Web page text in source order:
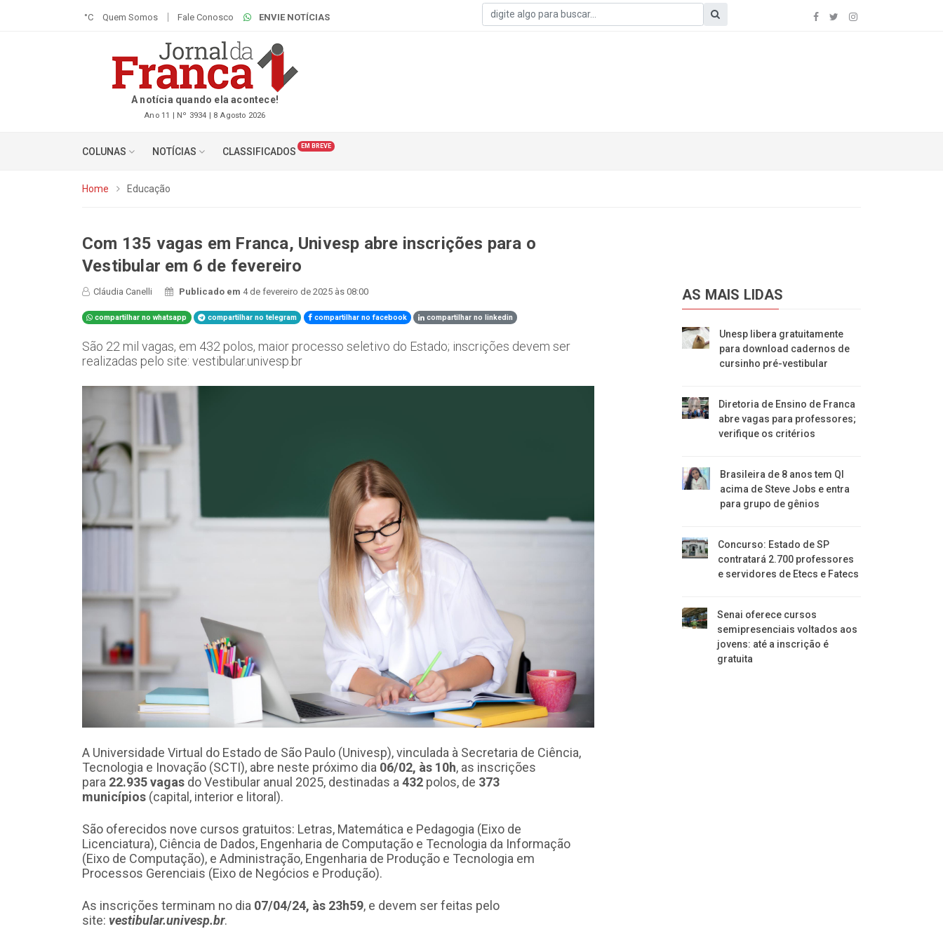
°C Quem Somos Fale Conosco ENVIE NOTÍCIAS
A notícia quando ela acontece!
Ano 11 | Nº 3934 | 8 Agosto 2026
COLUNAS NOTÍCIAS CLASSIFICADOS EM BREVE
Home Educação
Com 135 vagas em Franca, Univesp abre inscrições para o
Vestibular em 6 de fevereiro
Cláudia Canelli Publicado em 4 de fevereiro de 2025 às 08:00
compartilhar no whatsapp compartilhar no telegram compartilhar no facebook compartilhar no linkedin
São 22 mil vagas, em 432 polos, maior processo seletivo do Estado; inscrições devem ser
realizadas pelo site: vestibular.univesp.br
A Universidade Virtual do Estado de São Paulo (Univesp), vinculada à Secretaria de Ciência,
Tecnologia e Inovação (SCTI), abre neste próximo dia 06/02, às 10h, as inscrições
para 22.935 vagas do Vestibular anual 2025, destinadas a 432 polos, de 373
municípios (capital, interior e litoral).
São oferecidos nove cursos gratuitos: Letras, Matemática e Pedagogia (Eixo de
Licenciatura), Ciência de Dados, Engenharia de Computação e Tecnologia da Informação
(Eixo de Computação), e Administração, Engenharia de Produção e Tecnologia em
Processos Gerenciais (Eixo de Negócios e Produção).
As inscrições terminam no dia 07/04/24, às 23h59, e devem ser feitas pelo
site: vestibular.univesp.br.
AS MAIS LIDAS
Unesp libera gratuitamente
para download cadernos de
cursinho pré-vestibular
Diretoria de Ensino de Franca
abre vagas para professores;
verifique os critérios
Brasileira de 8 anos tem QI
acima de Steve Jobs e entra
para grupo de gênios
Concurso: Estado de SP
contratará 2.700 professores
e servidores de Etecs e Fatecs
Senai oferece cursos
semipresenciais voltados aos
jovens: até a inscrição é
gratuita